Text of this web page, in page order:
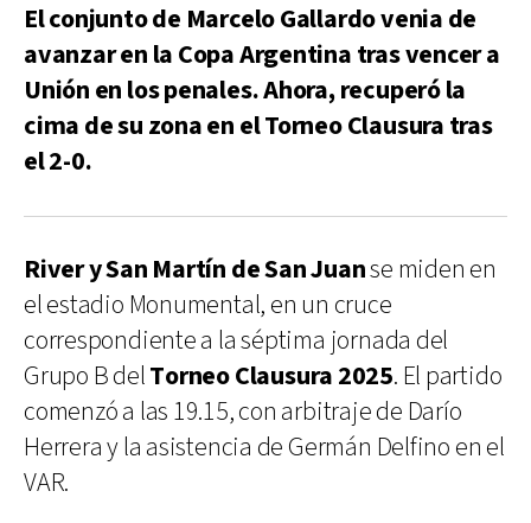
El conjunto de Marcelo Gallardo venia de
avanzar en la Copa Argentina tras vencer a
Unión en los penales. Ahora, recuperó la
cima de su zona en el Torneo Clausura tras
el 2-0.
Rivery San Martín de San Juanse miden en
el estadio Monumental, en un cruce
correspondiente a la séptima jornada del
Grupo B delTorneo Clausura 2025. El partido
comenzó a las 19.15, con arbitraje de Darío
Herrera y la asistencia de Germán Delfino en el
VAR.